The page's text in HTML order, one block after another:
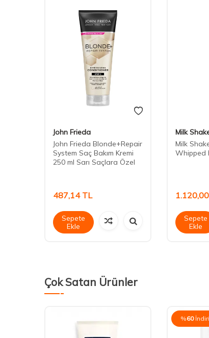
John Frieda
John Frieda Blonde+Repair
System Saç Bakım Kremi
250 ml Sarı Saçlara Özel
487,14TL
Sepete
Ekle
Milk
Milk
Whipped
1.120,00
Sepete
Ekle
Çok Satan Ürünler
%60